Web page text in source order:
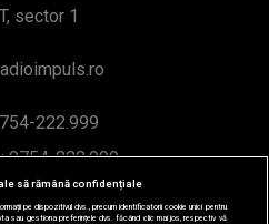
sector 1
222.999
0754-222.999
să rămână confidențiale
pe dispozitivul dvs., precum identificatorii cookie unici pentru
sau gestiona preferințele dvs. făcând clic mai jos, respectiv vă